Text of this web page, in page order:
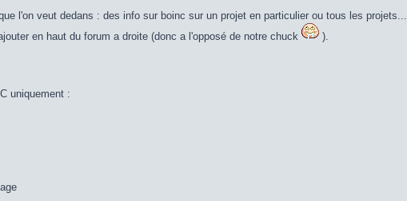
l'on veut dedans : des info sur boinc sur un projet en particulier ou tous les projets...
en haut du forum a droite (donc a l'opposé de notre chuck
).
uniquement :